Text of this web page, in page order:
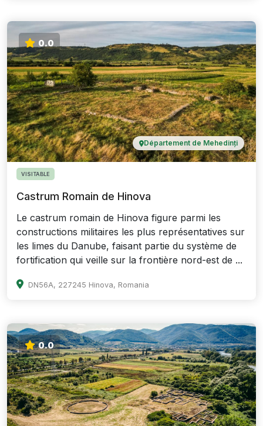
0.0
Département de Mehedinți
VISITABLE
Castrum Romain de Hinova
Le castrum romain de Hinova figure parmi les
constructions militaires les plus représentatives sur
les limes du Danube, faisant partie du système de
fortification qui veille sur la frontière nord-est de ...
DN56A, 227245 Hinova, Romania
0.0